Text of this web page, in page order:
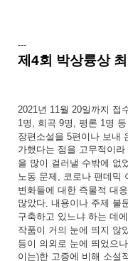
---
제4회 박상륭상
2021년 11월 20일까지 접
1명 , 희곡 9명 , 평론 1명 등
장편소설을 5편이나 보내
가했다는 점을 고무적이라
을 많이 걸러낼 수밖에 없
노동 문제 , 코로나 팬데믹
변화들에 대한 즉물적 대
많았다. 내용이나 주제 불
구축하고 있느냐 하는 데에
작품이 거의 눈에 띄지 않
등이 의외로 눈에 띄었으나
이는)한 고증에 비해 소설